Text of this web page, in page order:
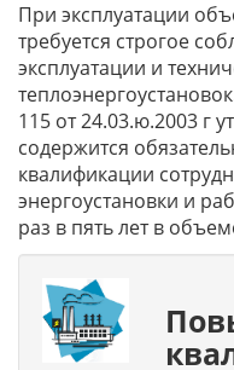
При эксплуатации
требуется строгое
эксплуатации и
115 от 24.03.ю.2003 г
содержится
квалификации
энергоустановки и
раз в пять лет в